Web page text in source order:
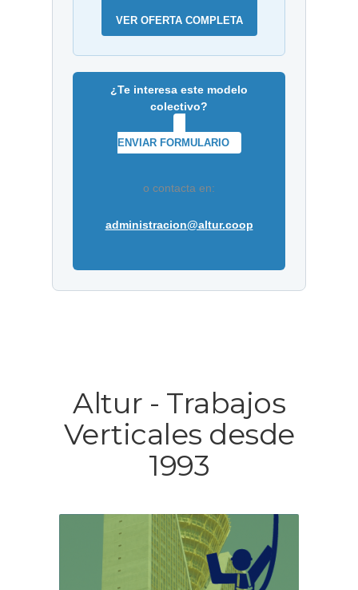
VER OFERTA COMPLETA
¿Te interesa este modelo
colectivo?
ENVIAR FORMULARIO
o contacta en:
administracion@altur.coop
Altur - Trabajos
Verticales desde
1993